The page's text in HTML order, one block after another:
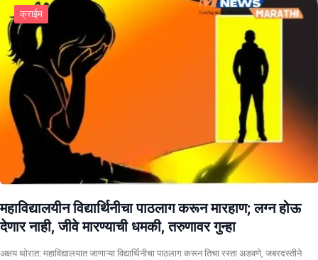
क्राईम
महाविद्यालयीन विद्यार्थिनीचा पाठलाग करून मारहाण; लग्न होऊ
देणार नाही, जीवे मारण्याची धमकी, तरुणावर गुन्हा
अक्षय थोरात: महाविद्यालयात जाणाऱ्या विद्यार्थिनीचा पाठलाग करून तिचा रस्ता अडवणे, जबरदस्तीने